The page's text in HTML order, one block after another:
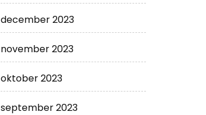
december 2023
november 2023
oktober 2023
september 2023